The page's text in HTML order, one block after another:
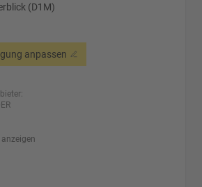
(D1M)
anpassen